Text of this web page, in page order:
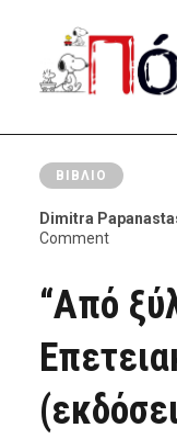
ΒΙΒΛΊΟ
Dimitra
Comment
“Από